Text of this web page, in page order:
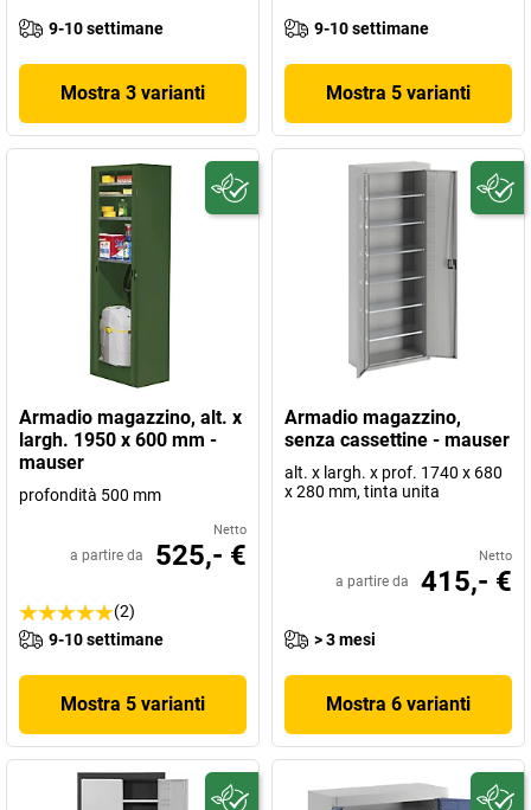
9-10 settimane
Mostra 3 varianti
9-10 settimane
Mostra 5 varianti
Armadio magazzino, alt. x
largh. 1950 x 600 mm -
mauser
profondità 500 mm
Netto
a partire da 525,- €
(2)
9-10 settimane
Mostra 5 varianti
Armadio magazzino,
senza cassettine - mauser
alt. x largh. x prof. 1740 x 680
x 280 mm, tinta unita
Netto
a partire da 415,- €
> 3 mesi
Mostra 6 varianti